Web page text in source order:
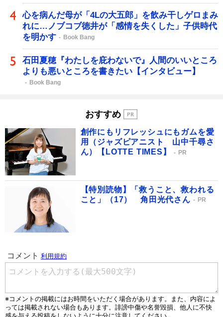
心を病んだ母が「4Lの大五郎」を飲み干しゲロまみ
れに…ノブコブ徳井が「感情を失くした」子供時代
を明かす
Book Bang
石田夏穂『わたしを庇わないで』人間のいいところ
よりも悪いところを書きたい【インタビュー】
Book Bang
おすすめ
創作にもリフレッシュにもガムを愛
用（ジャズピアニスト 山中千尋さ
ん）【LOTTE TIMES】
PR
【特別読物】「救うこと、救われる
こと」（17） 角田光代さん
PR